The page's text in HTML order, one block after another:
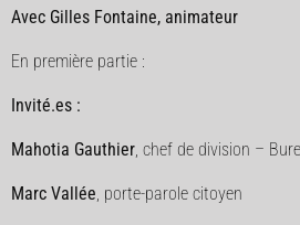
Avec Gilles Fontaine, animateur
En première partie :
Invité.es :
Mahotia Gauthier, chef de division –
Marc Vallée, porte-parole citoyen